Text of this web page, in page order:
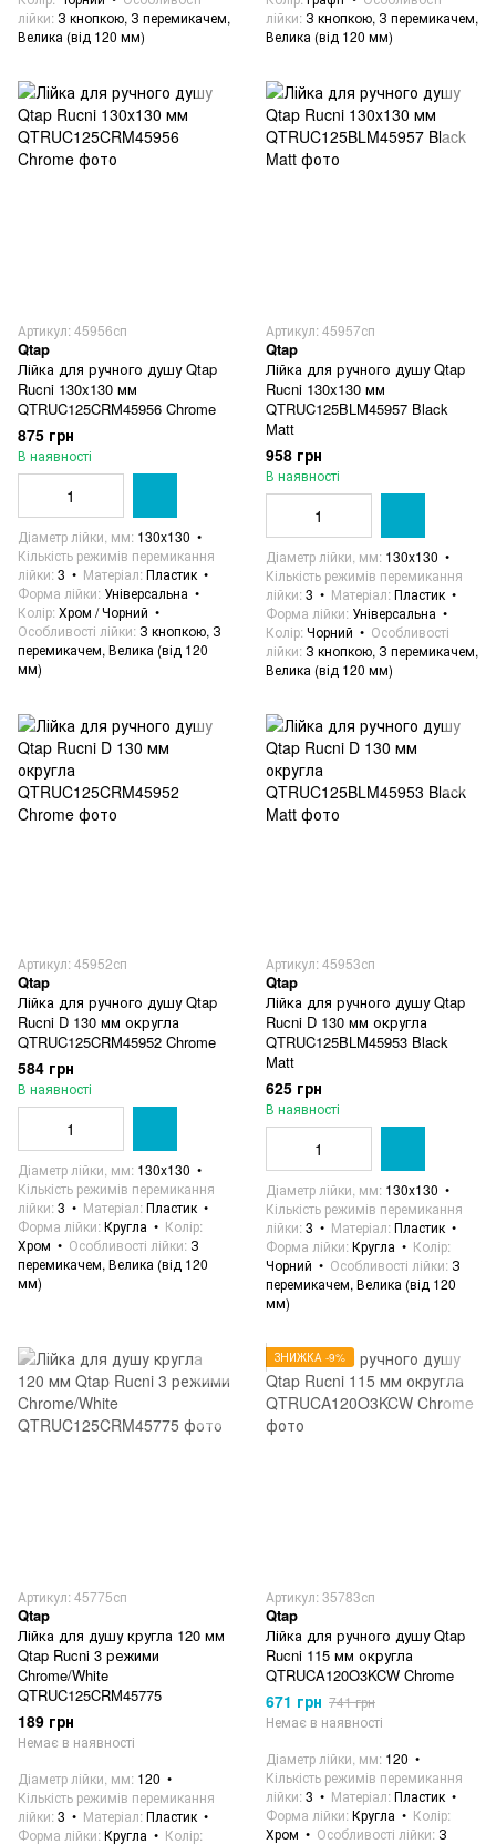
лійки З кнопкою, З перемикачем,
Велика (від 120 мм)
лійки З кнопкою, З перемикачем,
Велика (від 120 мм)
Артикул: 45956сп
Qtap
Лійка для ручного душу Qtap
Rucni 130x130 мм
QTRUC125CRM45956 Chrome
875 грн
В наявності
Діаметр лійки, мм 130x130
Кількість режимів перемикання
лійки 3 Матеріал Пластик
Форма лійки Універсальна
Колір Хром / Чорний
Особливості лійки З кнопкою, З
перемикачем, Велика (від 120
мм)
Артикул: 45957сп
Qtap
Лійка для ручного душу Qtap
Rucni 130x130 мм
QTRUC125BLM45957 Black
Matt
958 грн
В наявності
Діаметр лійки, мм 130x130
Кількість режимів перемикання
лійки 3 Матеріал Пластик
Форма лійки Універсальна
Колір Чорний
Особливості
лійки З кнопкою, З перемикачем,
Велика (від 120 мм)
Артикул: 45952сп
Qtap
Лійка для ручного душу Qtap
Rucni D 130 мм округла
QTRUC125CRM45952 Chrome
584 грн
В наявності
Діаметр лійки, мм 130x130
Кількість режимів перемикання
лійки 3 Матеріал Пластик
Форма лійки Кругла
Колір
Хром
Особливості лійки З
перемикачем, Велика (від 120
мм)
Артикул: 45953сп
Qtap
Лійка для ручного душу Qtap
Rucni D 130 мм округла
QTRUC125BLM45953 Black
Matt
625 грн
В наявності
Діаметр лійки, мм 130x130
Кількість режимів перемикання
лійки 3 Матеріал Пластик
Форма лійки Кругла
Колір
Чорний
Особливості лійки З
перемикачем, Велика (від 120
мм)
Артикул: 45775сп
Qtap
Лійка для душу кругла 120 мм
Qtap Rucni 3 режими
Chrome/White
QTRUC125CRM45775
189 грн
Немає в наявності
Діаметр лійки, мм 120
Кількість режимів перемикання
лійки 3 Матеріал Пластик
Форма лійки Кругла Колір
ЗНИЖКА -9%
Артикул: 35783сп
Qtap
Лійка для ручного душу Qtap
Rucni 115 мм округла
QTRUCA120O3KCW Chrome
671 грн 741 грн
Немає в наявності
Діаметр лійки, мм 120
Кількість режимів перемикання
лійки 3 Матеріал Пластик
Форма лійки Кругла
Колір
Хром
Особливості лійки З